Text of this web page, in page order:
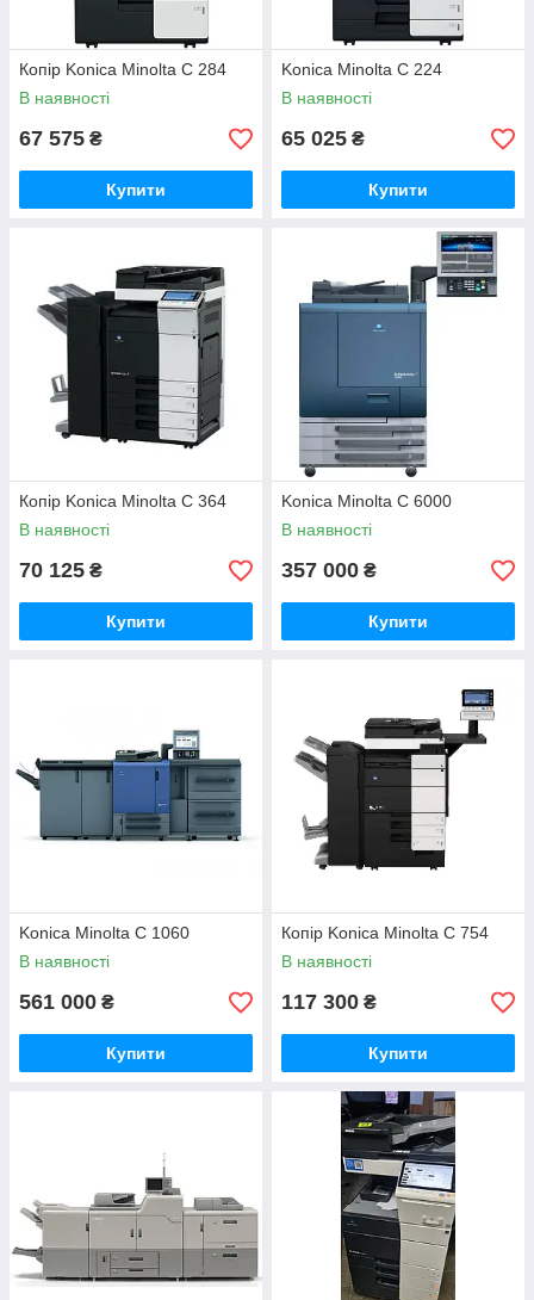
Копір Konica Minolta C 284
В наявності
67 575 ₴
Купити
Konica Minolta C 224
В наявності
65 025 ₴
Купити
Копір Konica Minolta C 364
В наявності
70 125 ₴
Купити
Konica Minolta C 6000
В наявності
357 000 ₴
Купити
Konica Minolta C 1060
В наявності
561 000 ₴
Купити
Копір Konica Minolta C 754
В наявності
117 300 ₴
Купити